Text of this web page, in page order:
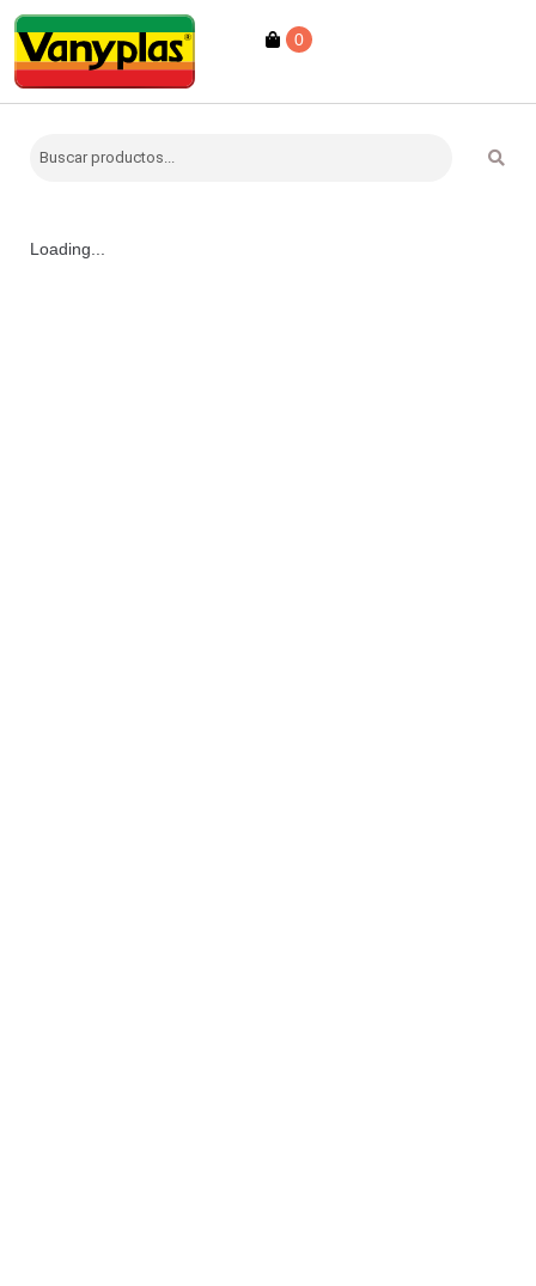
0
Loading...